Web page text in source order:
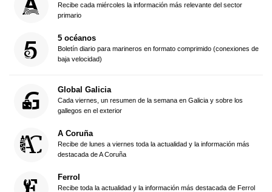
Recibe cada miércoles la información más relevante del sector
primario
5 océanos
Boletín diario para marineros en formato comprimido (conexiones de
baja velocidad)
Global Galicia
Cada viernes, un resumen de la semana en Galicia y sobre los
gallegos en el exterior
A Coruña
Recibe de lunes a viernes toda la actualidad y la información más
destacada de A Coruña
Ferrol
Recibe toda la actualidad y la información más destacada de Ferrol